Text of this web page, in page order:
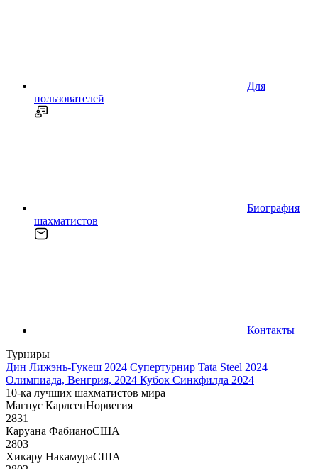
Для
пользователей
Биография
шахматистов
Контакты
Турниры
Дин Лижэнь-Гукеш 2024 Супертурнир Tata Steel 2024
Олимпиада, Венгрия, 2024 Кубок Синкфилда 2024
10-ка лучших шахматистов мира
Магнус КарлсенНорвегия
2831
Каруана ФабианоСША
2803
Хикару НакамураСША